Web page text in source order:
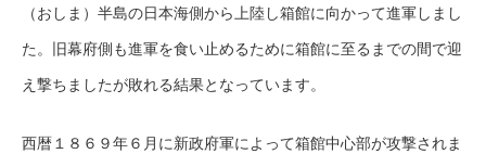
（おしま）半島の日本海側から上陸し箱館に向かって進軍しまし
た。旧幕府側も進軍を食い止めるために箱館に至るまでの間で迎
え撃ちましたが敗れる結果となっています。
西暦１８６９年６月に新政府軍によって箱館中心部が攻撃されま